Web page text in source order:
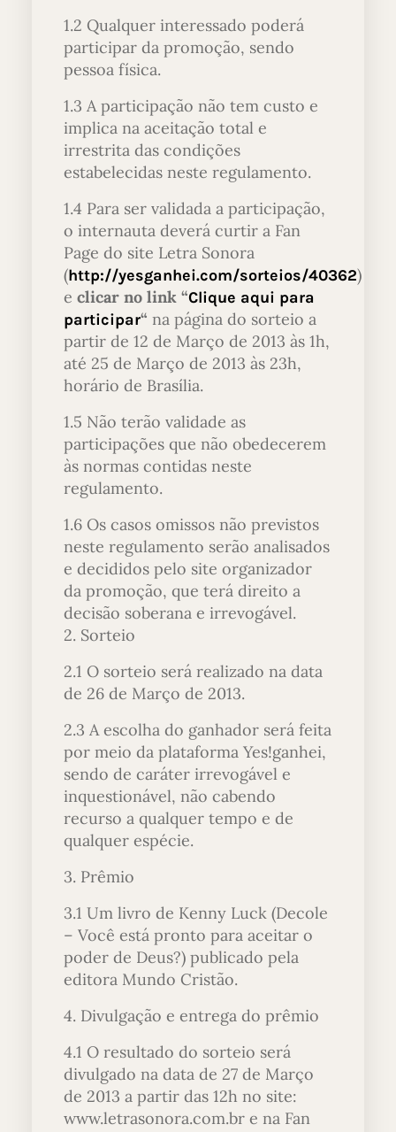
1.2 Qualquer interessado poderá
participar da promoção, sendo
pessoa física.
1.3 A participação não tem custo e
implica na aceitação total e
irrestrita das condições
estabelecidas neste regulamento.
1.4 Para ser validada a participação,
o internauta deverá curtir a Fan
Page do site Letra Sonora
(http://yesganhei.com/sorteios/40362)
e clicar no link “Clique aqui para
participar“ na página do sorteio a
partir de 12 de Março de 2013 às 1h,
até 25 de Março de 2013 às 23h,
horário de Brasília.
1.5 Não terão validade as
participações que não obedecerem
às normas contidas neste
regulamento.
1.6 Os casos omissos não previstos
neste regulamento serão analisados
e decididos pelo site organizador
da promoção, que terá direito a
decisão soberana e irrevogável.
2. Sorteio
2.1 O sorteio será realizado na data
de 26 de Março de 2013.
2.3 A escolha do ganhador será feita
por meio da plataforma Yes!ganhei,
sendo de caráter irrevogável e
inquestionável, não cabendo
recurso a qualquer tempo e de
qualquer espécie.
3. Prêmio
3.1 Um livro de Kenny Luck (Decole
– Você está pronto para aceitar o
poder de Deus?) publicado pela
editora Mundo Cristão.
4. Divulgação e entrega do prêmio
4.1 O resultado do sorteio será
divulgado na data de 27 de Março
de 2013 a partir das 12h no site:
www.letrasonora.com.br e na Fan